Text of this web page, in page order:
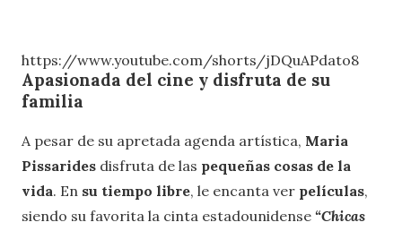
https://www.youtube.com/shorts/jDQuAPdato8
Apasionada del cine y disfruta de su
familia
A pesar de su apretada agenda artística, Maria
Pissarides disfruta de las pequeñas cosas de la
vida. En su tiempo libre, le encanta ver películas,
siendo su favorita la cinta estadounidense “Chicas